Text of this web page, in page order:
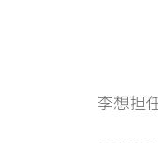
李想担